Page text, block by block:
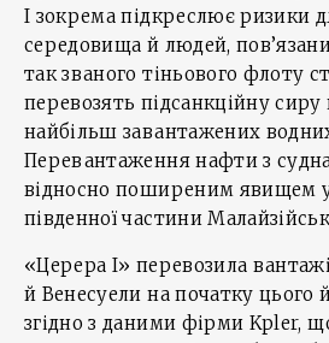
I зокрема підкреслює ризики
середовища й людей,
так званого тіньового флоту
перевозять підсанкційну
найбільш завантажених
Перевантаження нафти з
відносно поширеним явищем у
південної частини
«Церера I» перевозила
й Венесуели на початку цього
згідно з даними фірми Kpler,